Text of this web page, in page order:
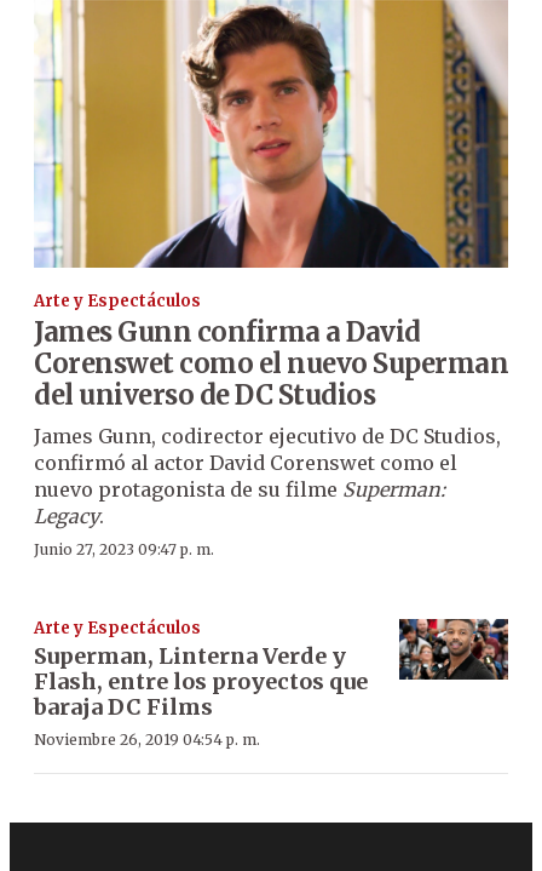
Arte y Espectáculos
James Gunn confirma a David
Corenswet como el nuevo Superman
del universo de DC Studios
James Gunn, codirector ejecutivo de DC Studios,
confirmó al actor David Corenswet como el
nuevo protagonista de su filme Superman:
Legacy.
Junio 27, 2023 09:47 p. m.
Arte y Espectáculos
Superman, Linterna Verde y
Flash, entre los proyectos que
baraja DC Films
Noviembre 26, 2019 04:54 p. m.